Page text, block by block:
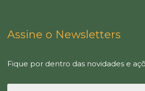
Assine o Newsletters
Fique por dentro das novidades e